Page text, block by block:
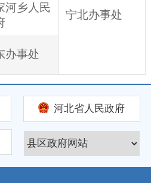
河乡人民
宁北办事处
办事处
河北省人民政府